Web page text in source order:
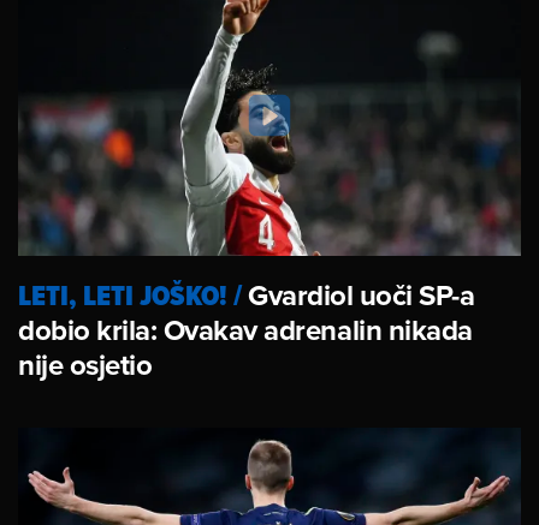
LETI, LETI JOŠKO!/Gvardiol uoči SP-a
dobio krila: Ovakav adrenalin nikada
nije osjetio